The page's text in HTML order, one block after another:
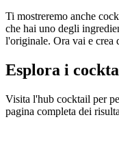
Ti mostreremo anche
che hai uno degli
l'originale. Ora vai e crea
Esplora i
Visita l'hub cocktail per
pagina completa dei